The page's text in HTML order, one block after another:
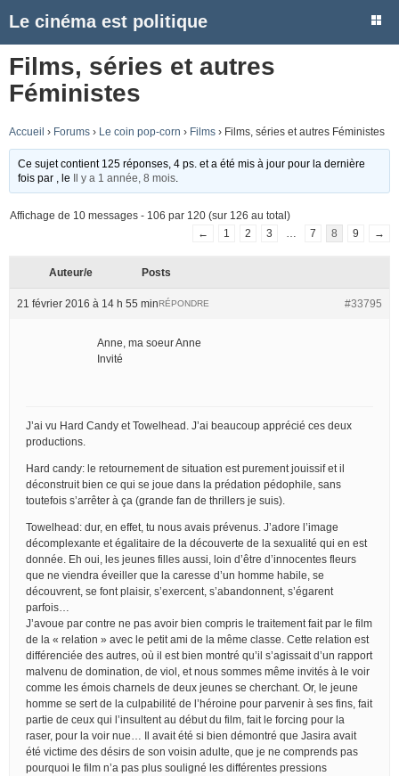
Le cinéma est politique
Films, séries et autres
Féministes
Accueil › Forums › Le coin pop-corn › Films › Films, séries et autres Féministes
Ce sujet contient 125 réponses, 4 ps. et a été mis à jour pour la dernière
fois par
, le Il y a 1 année, 8 mois
Affichage de 10 messages - 106 par 120 (sur 126 au total)
←
1 2 3 7 8 9 →
Auteur/e Posts
21 février 2016 à 14 h 55 min #33795
RÉPONDRE
Anne, ma soeur Anne
Invité
J’ai vu Hard Candy et Towelhead. J’ai beaucoup apprécié ces deux
productions.
Hard candy: le retournement de situation est purement jouissif et il
déconstruit bien ce qui se joue dans la prédation pédophile, sans
toutefois s’arrêter à ça (grande fan de thrillers je suis).
Towelhead: dur, en effet, tu nous avais prévenus. J’adore l’image
décomplexante et égalitaire de la découverte de la sexualité qui en est
donnée. Eh oui, les jeunes filles aussi, loin d’être d’innocentes fleurs
que ne viendra éveiller que la caresse d’un homme habile, se
découvrent, se font plaisir, s’exercent, s’abandonnent, s’égarent
parfois…
J’avoue par contre ne pas avoir bien compris le traitement fait par le film
de la « relation » avec le petit ami de la même classe. Cette relation est
différenciée des autres, où il est bien montré qu’il s’agissait d’un rapport
malvenu de domination, de viol, et nous sommes même invités à le voir
comme les émois charnels de deux jeunes se cherchant. Or, le jeune
homme se sert de la culpabilité de l’héroine pour parvenir à ses fins, fait
partie de ceux qui l’insultent au début du film, fait le forcing pour la
raser, pour la voir nue… Il avait été si bien démontré que Jasira avait
été victime des désirs de son voisin adulte, que je ne comprends pas
pourquoi le film n’a pas plus souligné les différentes pressions